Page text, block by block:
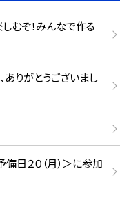
むぞ！みんなで作る
りがとうございまし
日２０（月）＞に参加